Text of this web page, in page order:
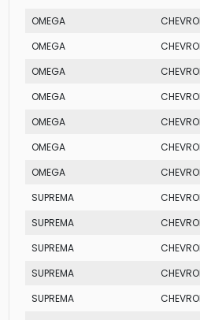
OMEGA
OMEGA
OMEGA
OMEGA
OMEGA
OMEGA
OMEGA
SUPREMA
SUPREMA
SUPREMA
SUPREMA
SUPREMA